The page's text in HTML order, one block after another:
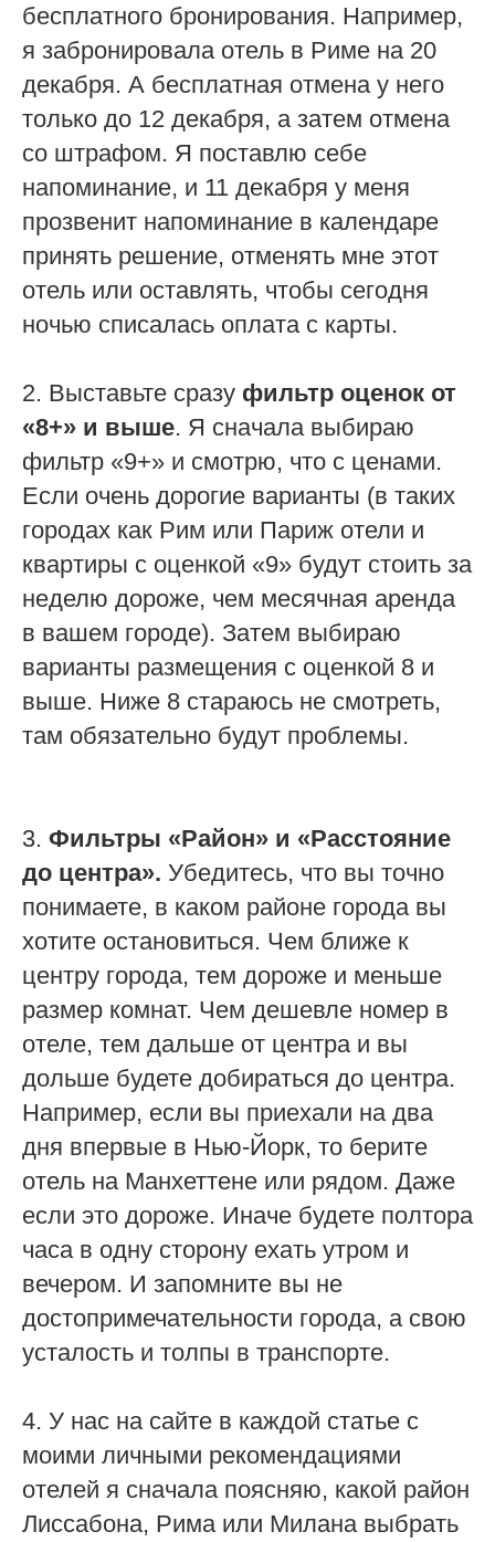
бесплатного бронирования. Например,
я забронировала отель в Риме на 20
декабря. А бесплатная отмена у него
только до 12 декабря, а затем отмена
со штрафом. Я поставлю себе
напоминание, и 11 декабря у меня
прозвенит напоминание в календаре
принять решение, отменять мне этот
отель или оставлять, чтобы сегодня
ночью списалась оплата с карты.
2. Выставьте сразу фильтр оценок от
«8+» и выше. Я сначала выбираю
фильтр «9+» и смотрю, что с ценами.
Если очень дорогие варианты (в таких
городах как Рим или Париж отели и
квартиры с оценкой «9» будут стоить за
неделю дороже, чем месячная аренда
в вашем городе). Затем выбираю
варианты размещения с оценкой 8 и
выше. Ниже 8 стараюсь не смотреть,
там обязательно будут проблемы.
3. Фильтры «Район» и «Расстояние
до центра». Убедитесь, что вы точно
понимаете, в каком районе города вы
хотите остановиться. Чем ближе к
центру города, тем дороже и меньше
размер комнат. Чем дешевле номер в
отеле, тем дальше от центра и вы
дольше будете добираться до центра.
Например, если вы приехали на два
дня впервые в Нью-Йорк, то берите
отель на Манхеттене или рядом. Даже
если это дороже. Иначе будете полтора
часа в одну сторону ехать утром и
вечером. И запомните вы не
достопримечательности города, а свою
усталость и толпы в транспорте.
4. У нас на сайте в каждой статье с
моими личными рекомендациями
отелей я сначала поясняю, какой район
Лиссабона, Рима или Милана выбрать